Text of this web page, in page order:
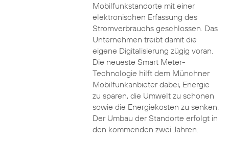
Mobilfunkstandorte mit einer
elektronischen Erfassung des
Stromverbrauchs geschlossen. Das
Unternehmen treibt damit die
eigene Digitalisierung zügig voran.
Die neueste Smart Meter-
Technologie hilft dem Münchner
Mobilfunkanbieter dabei, Energie
zu sparen, die Umwelt zu schonen
sowie die Energiekosten zu senken.
Der Umbau der Standorte erfolgt in
den kommenden zwei Jahren.